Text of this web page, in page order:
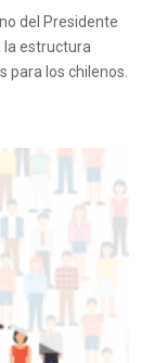
del Presidente
la estructura
los chilenos.